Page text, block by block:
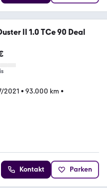
II 1.0 TCe 90 Deal
2021 • 93.000 km •
Kontakt Parken